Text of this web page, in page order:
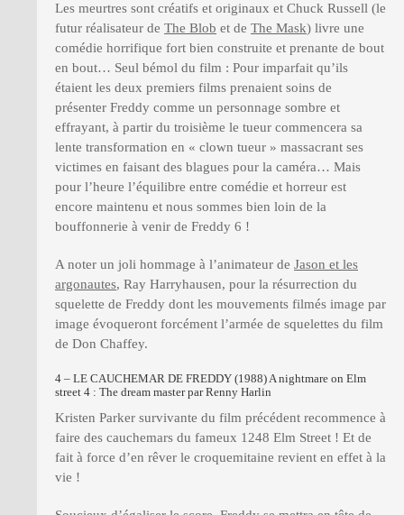
Les meurtres sont créatifs et originaux et Chuck Russell (le
futur réalisateur de The Blob et de The Mask) livre une
comédie horrifique fort bien construite et prenante de bout
en bout… Seul bémol du film : Pour imparfait qu’ils
étaient les deux premiers films prenaient soins de
présenter Freddy comme un personnage sombre et
effrayant, à partir du troisième le tueur commencera sa
lente transformation en « clown tueur » massacrant ses
victimes en faisant des blagues pour la caméra… Mais
pour l’heure l’équilibre entre comédie et horreur est
encore maintenu et nous sommes bien loin de la
bouffonnerie à venir de Freddy 6 !
A noter un joli hommage à l’animateur de Jason et les
argonautes, Ray Harryhausen, pour la résurrection du
squelette de Freddy dont les mouvements filmés image par
image évoqueront forcément l’armée de squelettes du film
de Don Chaffey.
4 – LE CAUCHEMAR DE FREDDY (1988) A nightmare on Elm
street 4 : The dream master par Renny Harlin
Kristen Parker survivante du film précédent recommence à
faire des cauchemars du fameux 1248 Elm Street ! Et de
fait à force d’en rêver le croquemitaine revient en effet à la
vie !